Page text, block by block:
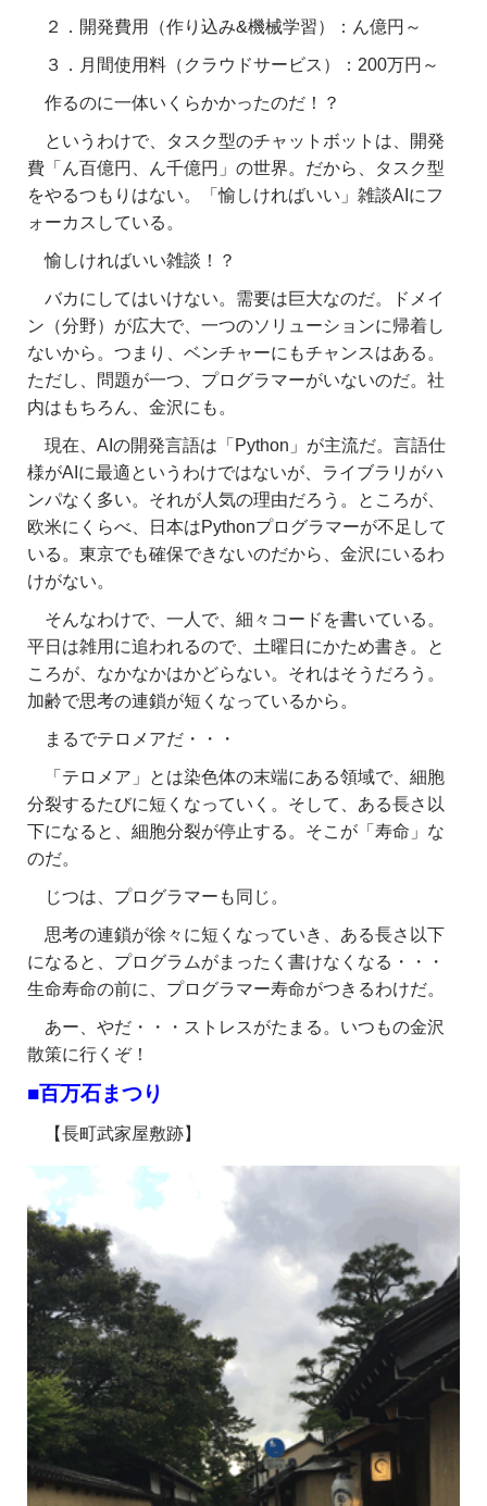
２．開発費用（作り込み&機械学習）：ん億円～
３．月間使用料（クラウドサービス）：200万円～
作るのに一体いくらかかったのだ！？
というわけで、タスク型のチャットボットは、開発
費「ん百億円、ん千億円」の世界。だから、タスク型
をやるつもりはない。「愉しければいい」雑談AIにフ
ォーカスしている。
愉しければいい雑談！？
バカにしてはいけない。需要は巨大なのだ。ドメイ
ン（分野）が広大で、一つのソリューションに帰着し
ないから。つまり、ベンチャーにもチャンスはある。
ただし、問題が一つ、プログラマーがいないのだ。社
内はもちろん、金沢にも。
現在、AIの開発言語は「Python」が主流だ。言語仕
様がAIに最適というわけではないが、ライブラリがハ
ンパなく多い。それが人気の理由だろう。ところが、
欧米にくらべ、日本はPythonプログラマーが不足して
いる。東京でも確保できないのだから、金沢にいるわ
けがない。
そんなわけで、一人で、細々コードを書いている。
平日は雑用に追われるので、土曜日にかため書き。と
ころが、なかなかはかどらない。それはそうだろう。
加齢で思考の連鎖が短くなっているから。
まるでテロメアだ・・・
「テロメア」とは染色体の末端にある領域で、細胞
分裂するたびに短くなっていく。そして、ある長さ以
下になると、細胞分裂が停止する。そこが「寿命」な
のだ。
じつは、プログラマーも同じ。
思考の連鎖が徐々に短くなっていき、ある長さ以下
になると、プログラムがまったく書けなくなる・・・
生命寿命の前に、プログラマー寿命がつきるわけだ。
あー、やだ・・・ストレスがたまる。いつもの金沢
散策に行くぞ！
■百万石まつり
【長町武家屋敷跡】